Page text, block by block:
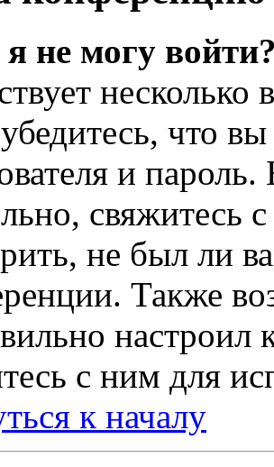
не могу
что
и
свяжитесь
не был ли
Также
с ним для
к началу